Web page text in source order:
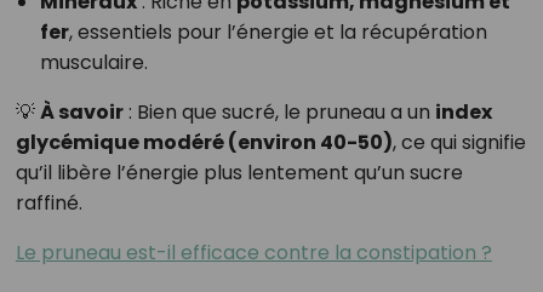
fer, essentiels pour l’énergie et la récupération
musculaire.
💡À savoir: Bien que sucré, le pruneau a un index
glycémique modéré (environ 40-50), ce qui signifie
qu’il libère l’énergie plus lentement qu’un sucre
raffiné.
Le pruneau est-il efficace contre la constipation ?